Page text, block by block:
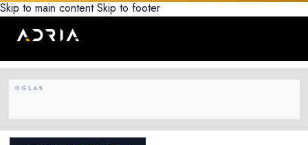
Skip to main content Skip to footer